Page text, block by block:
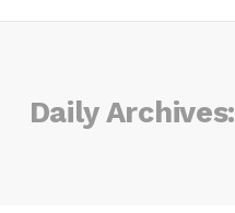
Daily Archives: